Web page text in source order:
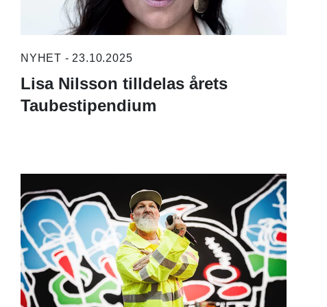
NYHET - 23.10.2025
Lisa Nilsson tilldelas årets
Taubestipendium